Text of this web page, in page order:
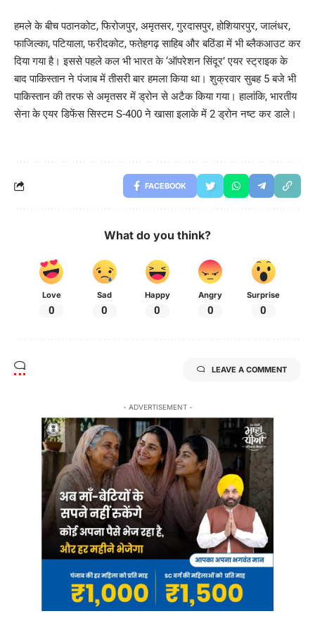
हमले के बीच पठानकोट, फिरोजपुर, अमृतसर, गुरदासपुर, होशियारपुर, जालंधर,
फाजिल्का, पटियाला, फरीदकोट, फतेहगढ़ साहिब और बठिंडा में भी ब्लैकआउट कर
दिया गया है। इससे पहले कल भी भारत के ‘ऑपरेशन सिंदूर’ एयर स्ट्राइक के
बाद पाकिस्तान ने पंजाब में तीसरी बार हमला किया था। शुक्रवार सुबह 5 बजे भी
पाकिस्तान की तरफ से अमृतसर में ड्रोन से अटैक किया गया। हालांकि, भारतीय
सेना के एयर डिफेंस सिस्टम S-400 ने खासा इलाके में 2 ड्रोन नष्ट कर डाले।
FACEBOOK
What do you think?
Love
0
Sad
0
Happy
0
Angry
0
Surprise
0
LEAVE A COMMENT
- ADVERTISEMENT -